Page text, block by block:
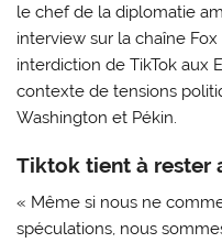
le chef de la diplomatie
interview sur la chaîne
interdiction de TikTok aux
contexte de tensions
Washington et Pékin.
Tiktok tient à rester
« Même si nous ne
spéculations, nous